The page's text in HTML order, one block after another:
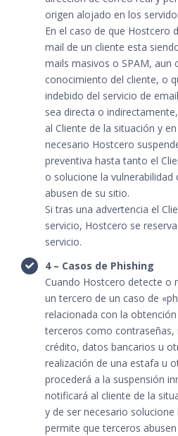
origen alojado en los
En el caso de que Hostcero
mail de un cliente esta
mails masivos o SPAM, aun
conocimiento del cliente, o
indebido del servicio de
sea directa o
al Cliente de la situación y
necesario Hostcero
preventiva hasta tanto el
o solucione la
abusen de su sitio.
Si tras una advertencia el
servicio, Hostcero se
servicio.
4 – Casos de Phishing
Cuando Hostcero detecte o
un tercero de un caso de
relacionada con la
terceros como
crédito, datos bancarios u
realización de una estafa u
procederá a la suspensión
notificará al cliente de la
y de ser necesario solucione
permite que terceros